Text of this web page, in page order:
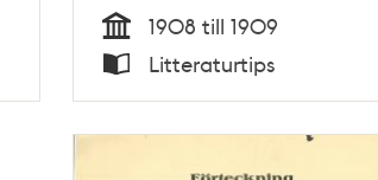
Tid
1908 till 1909
Typ
Litteraturtips